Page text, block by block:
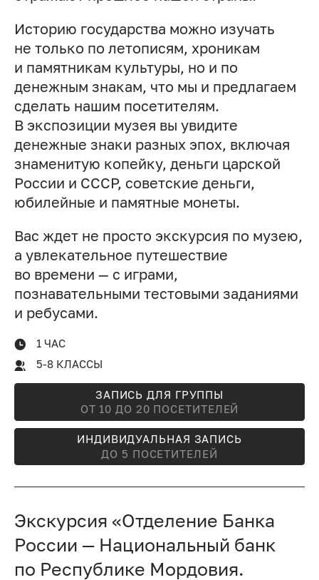
Историю государства можно изучать
не только по летописям, хроникам
и памятникам культуры, но и по
денежным знакам, что мы и предлагаем
сделать нашим посетителям.
В экспозиции музея вы увидите
денежные знаки разных эпох, включая
знаменитую копейку, деньги царской
России и СССР, советские деньги,
юбилейные и памятные монеты.
Вас ждет не просто экскурсия по музею,
а увлекательное путешествие
во времени — с играми,
познавательными тестовыми заданиями
и ребусами.
1 ЧАС
5-8 КЛАССЫ
ЗАПИСЬ ДЛЯ ГРУППЫ
ОТ 10 ДО 20 ПОСЕТИТЕЛЕЙ
ИНДИВИДУАЛЬНАЯ ЗАПИСЬ
ДО 5 ПОСЕТИТЕЛЕЙ
Экскурсия «Отделение Банка
России — Национальный банк
по Республике Мордовия.